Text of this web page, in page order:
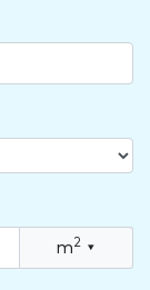
m2 ▾